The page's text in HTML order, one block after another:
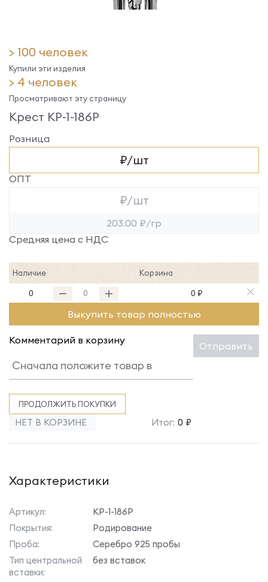
> 100 человек
Купили эти изделия
> 4 человек
Просматривают эту страницу
Крест КР-1-186Р
Розница
₽/шт
ОПТ
₽/шт
203.00 ₽/гр
Средняя цена с НДС
Наличие Корзина
0 0 ₽
Выкупить товар полностью
Комментарий в корзину Отправить
ПРОДОЛЖИТЬ ПОКУПКИ
НЕТ В КОРЗИНЕ Итог: 0 ₽
Характеристики
Артикул:
КР-1-186Р
Покрытия:
Родирование
Проба:
Серебро 925 пробы
Тип центральной
вставки:
без вставок